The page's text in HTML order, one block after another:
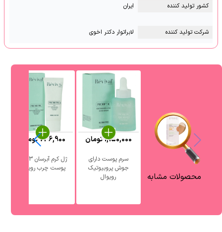
کشور تولید کننده ایران
شرکت تولید کننده لابراتوار دکتر اخوی
محصولات مشابه
سرم پوست دارای
جوش پروبیوتیک
رویوال
1,150,000تومان
پوست چرب رویوال
736,900تومان